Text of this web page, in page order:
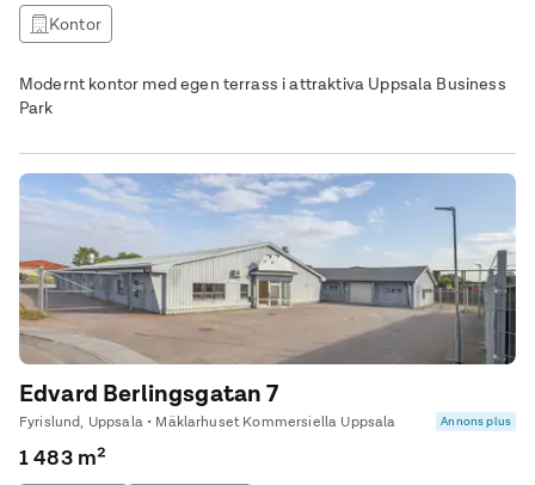
Kontor
Modernt kontor med egen terrass i attraktiva Uppsala Business
Park
Edvard Berlingsgatan 7
Fyrislund, Uppsala • Mäklarhuset Kommersiella Uppsala Annons plus
1 483 m²